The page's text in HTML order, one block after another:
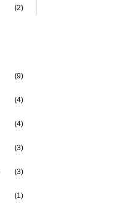
(2)
(9)
(4)
(4)
(3)
(3)
(1)